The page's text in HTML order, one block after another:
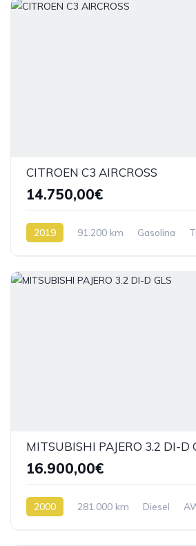
CITROEN C3 AIRCROSS
14.750,00€
2019 91.200 km Gasolina
MITSUBISHI PAJERO 3.2 DI-D
16.900,00€
2000 281.000 km Diesel